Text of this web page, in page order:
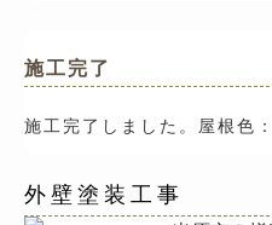
施工完了
施工完了しました。屋根色
外壁塗装工事